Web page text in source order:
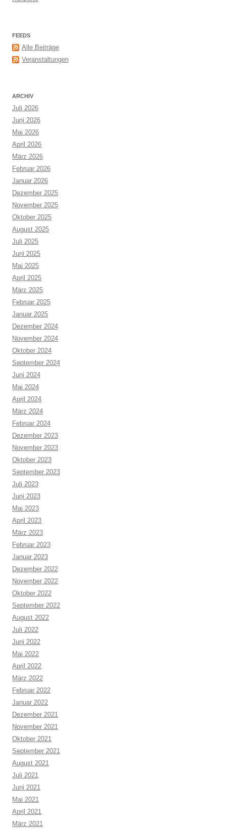
FEEDS
Alle Beiträge
Veranstaltungen
ARCHIV
Juli 2026
Juni 2026
Mai 2026
April 2026
März 2026
Februar 2026
Januar 2026
Dezember 2025
November 2025
Oktober 2025
August 2025
Juli 2025
Juni 2025
Mai 2025
April 2025
März 2025
Februar 2025
Januar 2025
Dezember 2024
November 2024
Oktober 2024
September 2024
Juni 2024
Mai 2024
April 2024
März 2024
Februar 2024
Dezember 2023
November 2023
Oktober 2023
September 2023
Juli 2023
Juni 2023
Mai 2023
April 2023
März 2023
Februar 2023
Januar 2023
Dezember 2022
November 2022
Oktober 2022
September 2022
August 2022
Juli 2022
Juni 2022
Mai 2022
April 2022
März 2022
Februar 2022
Januar 2022
Dezember 2021
November 2021
Oktober 2021
September 2021
August 2021
Juli 2021
Juni 2021
Mai 2021
April 2021
März 2021